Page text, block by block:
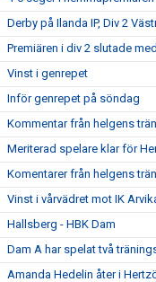
Derby på Ilanda IP, Div 2
Premiären i div 2 slutade
Vinst i genrepet
Inför genrepet på söndag
Kommentar från helgens
Meriterad spelare klar för
Komentarer från helgens
Vinst i vårvädret mot IK
Hallsberg - HBK Dam
Dam A har spelat två
Amanda Hedelin åter i